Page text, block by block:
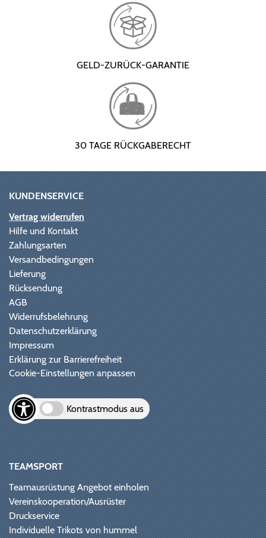
GELD-ZURÜCK-GARANTIE
30 TAGE RÜCKGABERECHT
KUNDENSERVICE
Vertrag widerrufen
Hilfe und Kontakt
Zahlungsarten
Versandbedingungen
Lieferung
Rücksendung
AGB
Widerrufsbelehrung
Datenschutzerklärung
Impressum
Erklärung zur Barrierefreiheit
Cookie-Einstellungen anpassen
Kontrastmodus aus
TEAMSPORT
Teamausrüstung Angebot einholen
Vereinskooperation/Ausrüster
Druckservice
Individuelle Trikots von hummel